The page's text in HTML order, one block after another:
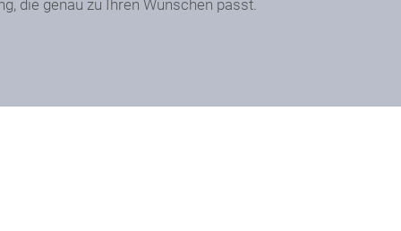
die genau zu Ihren Wünschen passt.